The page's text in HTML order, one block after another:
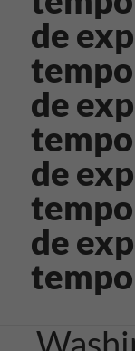
de
de
de
de
tempo